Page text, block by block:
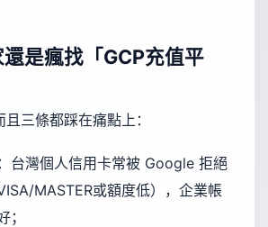
是瘋找「GCP充值平
三條都踩在痛點上：
台灣個人信用卡常被 Google 拒絕
MASTER或額度低），企業帳
；